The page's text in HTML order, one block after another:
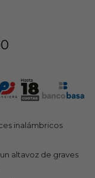
inalámbricos
altavoz de graves